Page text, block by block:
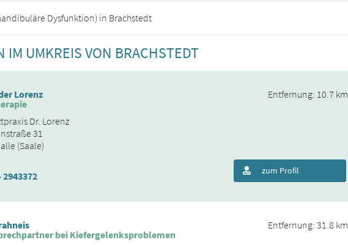
Dysfunktion) in Brachstedt
IM UMKREIS VON BRACHSTEDT
Lorenz
Dr. Lorenz
31
(Saale)
2943372
Entfernung: 10.7 km
zum Profil
bei Kiefergelenksproblemen
Entfernung: 31.8 km